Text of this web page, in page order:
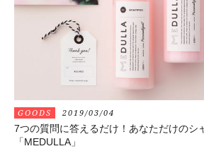
GOODS 2019/03/04
7つの質問に答えるだけ！あなただけのシ
「MEDULLA」